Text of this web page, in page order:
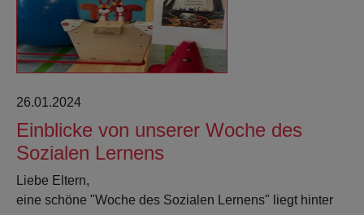
26.01.2024
Einblicke von unserer Woche des
Sozialen Lernens
Liebe Eltern,
eine schöne "Woche des Sozialen Lernens" liegt hinter